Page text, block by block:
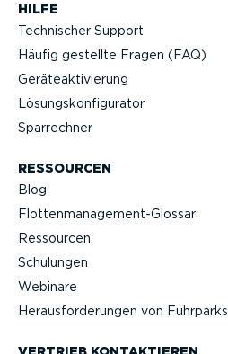
HILFE
Technischer Support
Häufig gestellte Fragen (FAQ)
Geräteak­ti­vierung
Lösungs­kon­fi­gu­rator
Sparrechner
RESSOURCEN
Blog
Flotten­management-Glossar
Ressourcen
Schulungen
Webinare
Heraus­for­de­rungen von Fuhrparks